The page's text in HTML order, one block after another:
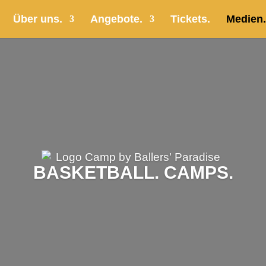
Über uns. Angebote. Tickets. Medien.
BASKETBALL. CAMPS.